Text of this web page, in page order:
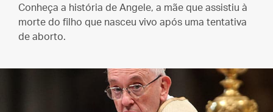
Conheça a história de Angele, a mãe que assistiu à
morte do filho que nasceu vivo após uma tentativa
de aborto.